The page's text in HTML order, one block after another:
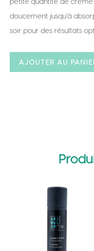
doucement jusqu’à
soir pour des résultats
AJOUTER AU